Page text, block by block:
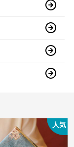
人気